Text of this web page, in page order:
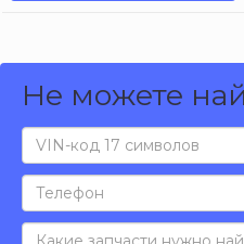
Не можете